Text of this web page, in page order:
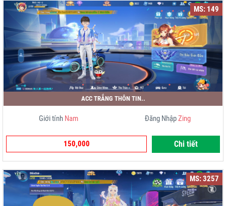
MS: 149
ACC TRẮNG THÔN TIN..
Giới tính Nam Đăng NhậpZing
150,000 Chi tiết
MS: 3257